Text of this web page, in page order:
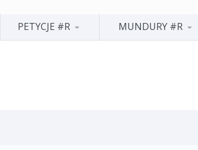
PETYCJE #R MUNDURY #R